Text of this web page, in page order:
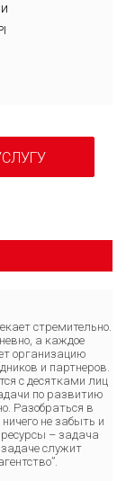
стремительно.
а каждое
организацию
и партнеров.
с десятками лиц
по развитию
Разобраться в
не забыть и
– задача
задаче служит